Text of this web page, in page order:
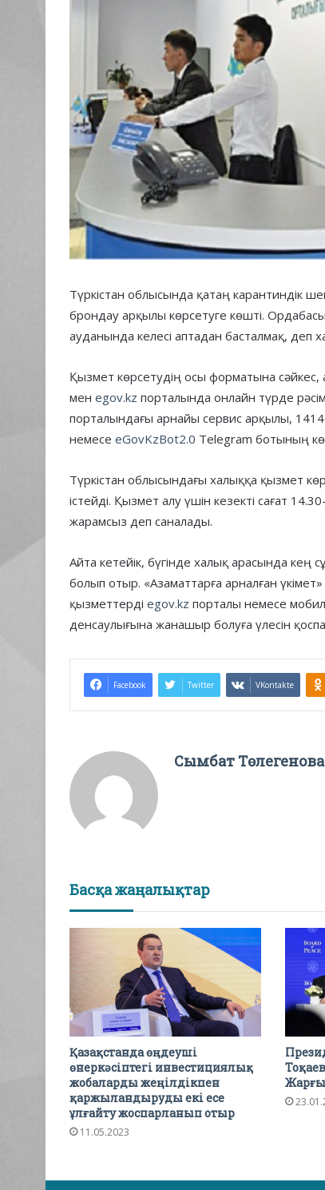
Түркістан облысында қатаң карантиндік
брондау арқылы көрсетуге көшті.
ауданында келесі аптадан басталмақ, деп
Қызмет көрсетудің осы форматына сәйкес,
мен egov.kz порталында онлайн түрде
порталындағы арнайы сервис арқылы,
немесе eGovKzBot2.0 Telegram ботының
Түркістан облысындағы халыққа қызмет
істейді. Қызмет алу үшін кезекті сағат
жарамсыз деп саналады.
Айта кетейік, бүгінде халық арасында кең
болып отыр. «Азаматтарға арналған
қызметтерді еgov.kz порталы немесе
денсаулығына жанашыр болуға үлесін
Facebook Twitter VKontakte
Сымбат Төлегенова
Басқа жаңалықтар
Қазақстанда өңдеуші
өнеркәсіптегі инвестициялық
жобаларды жеңілдікпен
қаржыландыруды екі есе
ұлғайту жоспарланып отыр
11.05.2023